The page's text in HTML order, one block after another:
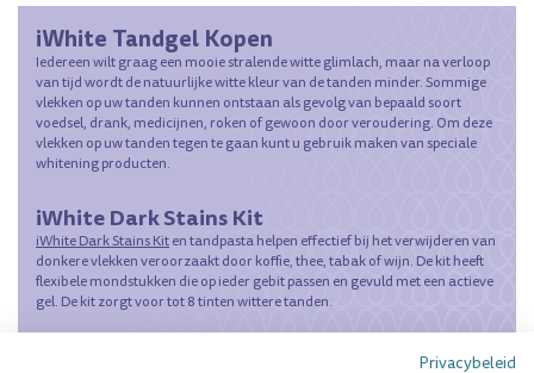
iWhite Tandgel Kopen
Iedereen wilt graag een mooie stralende witte glimlach, maar na verloop
van tijd wordt de natuurlijke witte kleur van de tanden minder. Sommige
vlekken op uw tanden kunnen ontstaan als gevolg van bepaald soort
voedsel, drank, medicijnen, roken of gewoon door veroudering. Om deze
vlekken op uw tanden tegen te gaan kunt u gebruik maken van speciale
whitening producten.
iWhite Dark Stains Kit
iWhite Dark Stains Kiten tandpasta helpen effectief bij het verwijderen van
donkere vlekken veroorzaakt door koffie, thee, tabak of wijn. De kit heeft
flexibele mondstukken die op ieder gebit passen en gevuld met een actieve
gel. De kit zorgt voor tot 8 tinten wittere tanden.
Privacybeleid